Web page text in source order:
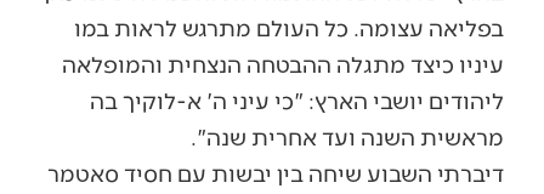
בפליאה עצומה. כל העולם מתרגש לראות במו
עיניו כיצד מתגלה ההבטחה הנצחית והמופלאה
ליהודים יושבי הארץ: "כי עיני ה' א-לוקיך בה
מראשית השנה ועד אחרית שנה".
דיברתי השבוע שיחה בין יבשות עם חסיד סאטמר